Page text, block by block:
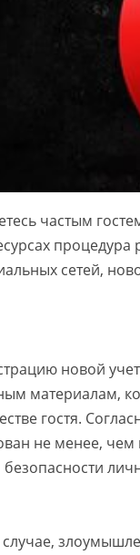
частым
сетей,
новой
материалам,
гостя.
не менее, чем